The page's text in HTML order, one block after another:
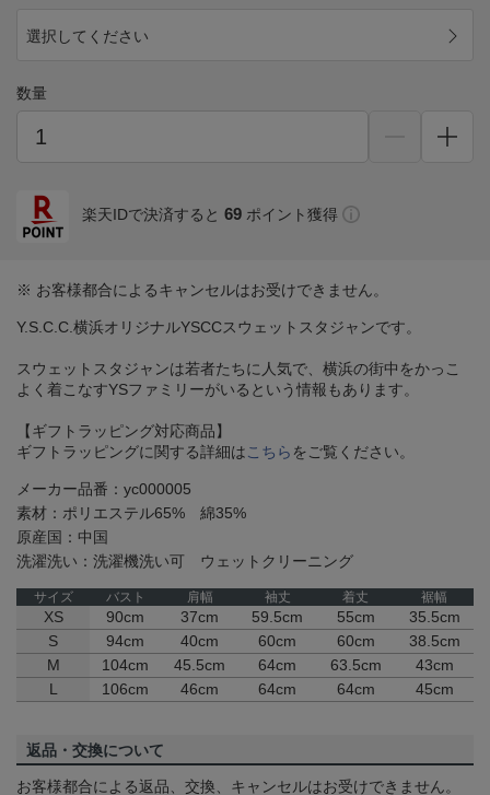
選択してください
数量
楽天IDで決済すると 69 ポイント獲得
※ お客様都合によるキャンセルはお受けできません。
Y.S.C.C.横浜オリジナルYSCCスウェットスタジャンです。
スウェットスタジャンは若者たちに人気で、横浜の街中をかっこ
よく着こなすYSファミリーがいるという情報もあります。
【ギフトラッピング対応商品】
ギフトラッピングに関する詳細は こちら をご覧ください。
メーカー品番：yc000005
素材：ポリエステル65% 綿35%
原産国：中国
洗濯洗い：洗濯機洗い可 ウェットクリーニング
サイズ バスト 肩幅 袖丈 着丈 裾幅
XS 90cm 37cm 59.5cm 55cm
35.5cm
S
94cm 40cm 60cm 60cm
38.5cm
M
104cm 45.5cm 64cm 63.5cm
43cm
L
106cm 46cm 64cm 64cm 45cm
返品・交換について
お客様都合による返品、交換、キャンセルはお受けできません。